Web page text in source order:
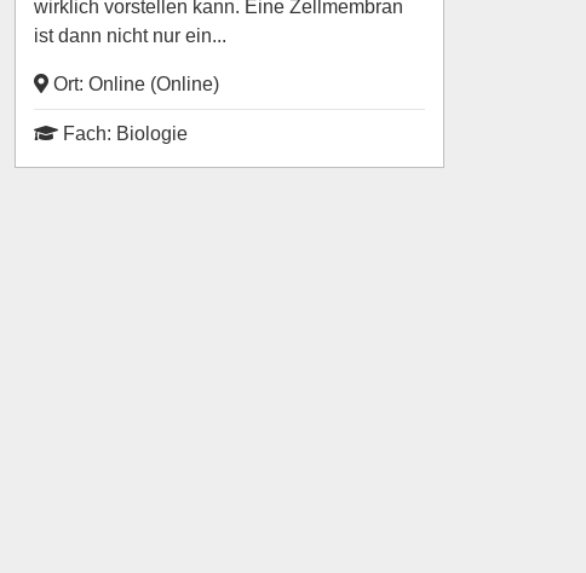
wirklich vorstellen kann. Eine Zellmembran
ist dann nicht nur ein...
Ort: Online (Online)
Fach: Biologie